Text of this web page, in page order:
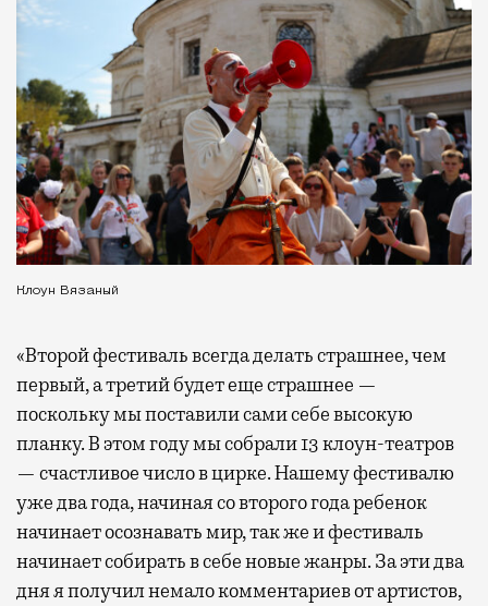
Клоун Вязаный
«Второй фестиваль всегда делать страшнее, чем
первый, а третий будет еще страшнее —
поскольку мы поставили сами себе высокую
планку. В этом году мы собрали 13 клоун-театров
— счастливое число в цирке. Нашему фестивалю
уже два года, начиная со второго года ребенок
начинает осознавать мир, так же и фестиваль
начинает собирать в себе новые жанры. За эти два
дня я получил немало комментариев от артистов,